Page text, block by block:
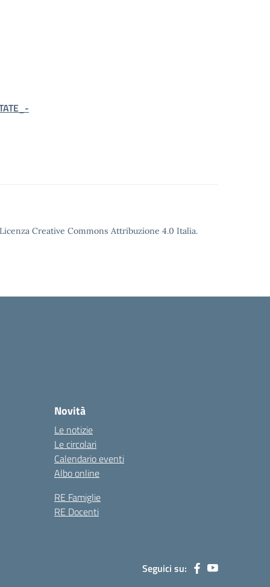
Creative Commons Attribuzione 4.0 Italia.
Novità
Le notizie
Le circolari
Calendario eventi
Albo online
RE Famiglie
RE Docenti
Seguici su: